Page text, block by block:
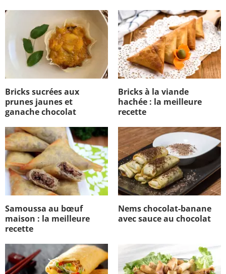
Bricks sucrées aux
prunes jaunes et
ganache chocolat
Bricks à la viande
hachée : la meilleure
recette
Samoussa au bœuf
maison : la meilleure
recette
Nems chocolat-banane
avec sauce au chocolat